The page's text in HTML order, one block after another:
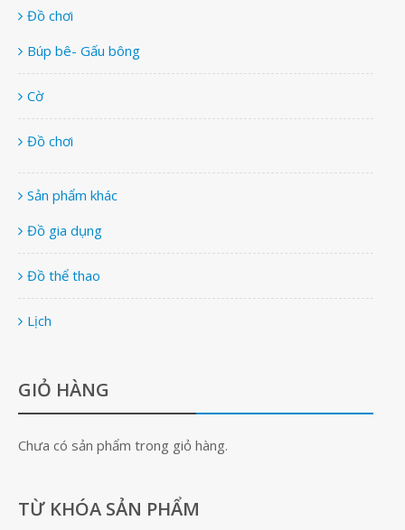
Đồ chơi
Búp bê- Gấu bông
Cờ
Đồ chơi
Sản phẩm khác
Đồ gia dụng
Đồ thể thao
Lịch
GIỎ HÀNG
Chưa có sản phẩm trong giỏ hàng.
TỪ KHÓA SẢN PHẨM